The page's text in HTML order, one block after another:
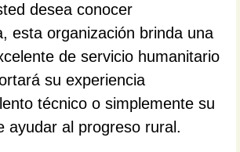
desea conocer
esta organización brinda una
de servicio humanitario
su experiencia
técnico o simplemente su
ayudar al progreso rural.